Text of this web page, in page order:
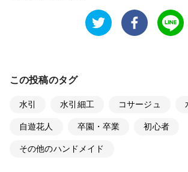
この投稿のタグ
水引 水引細工 コサージュ
自遊花人 卒園・卒業 初心者
その他のハンドメイド